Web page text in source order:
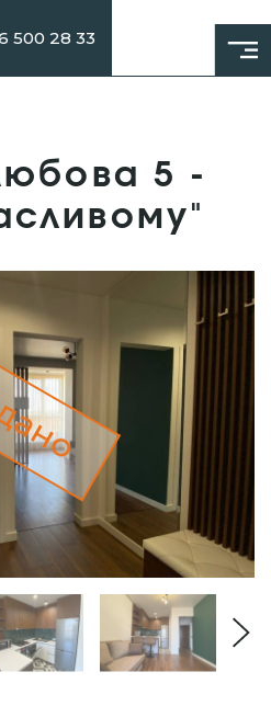
500 28 33
5 -